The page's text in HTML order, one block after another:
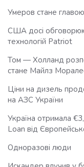
Умеров стане
США досі
технологій Patriot
Том — Холланд
стане Майлз
Ціни на дизель
на АЗС України
Україна отримала
Loan від
Одноразові люди